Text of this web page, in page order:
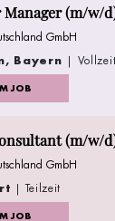
(m/w/
GmbH
Bayern | Vollzeit
JOB
(m/w/
GmbH
| Teilzeit
JOB